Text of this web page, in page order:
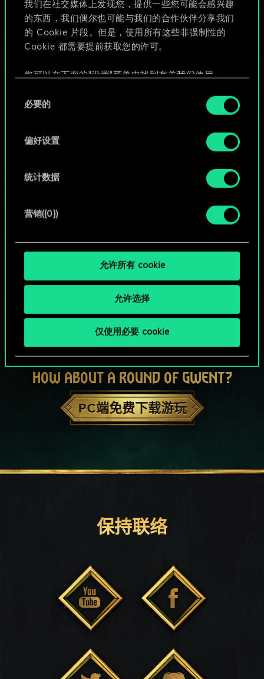
我们在社交媒体上发现您，提供一些您可能会感兴趣
的东西，我们偶尔也可能与我们的合作伙伴分享我们
的 Cookie 片段。但是，使用所有这些非强制性的
Cookie 都需要提前获取您的许可。
您可以在下面的"设置"菜单中找到有关我们使用
好。一旦您了解了其中的内容并准备好继续，请点
必要的
偏好设置
统计数据
营销({0})
允许所有 cookie
允许选择
仅使用必要 cookie
给牌组命名并撰写攻略
编辑牌组
HOW ABOUT A ROUND OF GWENT?
PC端免费下载游玩
保持联络